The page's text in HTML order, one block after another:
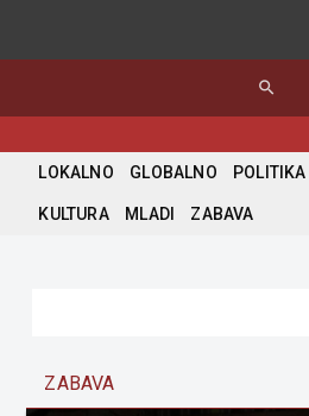
search
LOKALNO GLOBALNO POLITIKA
KULTURA MLADI ZABAVA
ZABAVA